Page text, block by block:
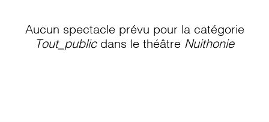
Aucun spectacle prévu pour la catégorie
Tout_publicdans le théâtre Nuithonie